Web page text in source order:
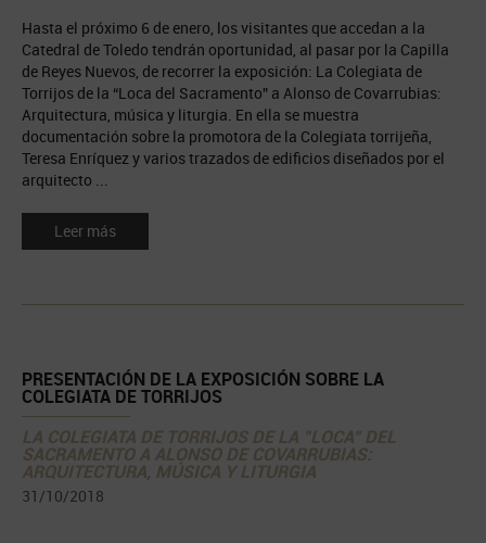
Hasta el próximo 6 de enero, los visitantes que accedan a la
Catedral de Toledo tendrán oportunidad, al pasar por la Capilla
de Reyes Nuevos, de recorrer la exposición: La Colegiata de
Torrijos de la “Loca del Sacramento” a Alonso de Covarrubias:
Arquitectura, música y liturgia. En ella se muestra
documentación sobre la promotora de la Colegiata torrijeña,
Teresa Enríquez y varios trazados de edificios diseñados por el
arquitecto ...
Leer más
PRESENTACIÓN DE LA EXPOSICIÓN SOBRE LA
COLEGIATA DE TORRIJOS
LA COLEGIATA DE TORRIJOS DE LA "LOCA" DEL
SACRAMENTO A ALONSO DE COVARRUBIAS:
ARQUITECTURA, MÚSICA Y LITURGIA
31/10/2018